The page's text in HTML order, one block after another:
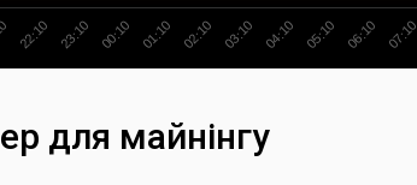
22:10 23:10 00:10 01:10 02:10 03:10 04:10 05:10 06:10 07:10
для майнінгу